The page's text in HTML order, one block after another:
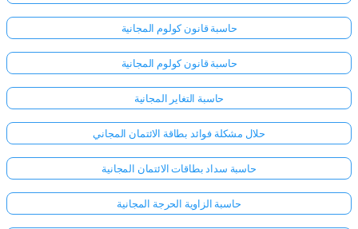
حاسبة قانون كولوم المجانية
حاسبة قانون كولوم المجانية
حاسبة التغاير المجانية
حلال مشكلة فوائد بطاقة الائتمان المجاني
حاسبة سداد بطاقات الائتمان المجانية
حاسبة الزاوية الحرجة المجانية